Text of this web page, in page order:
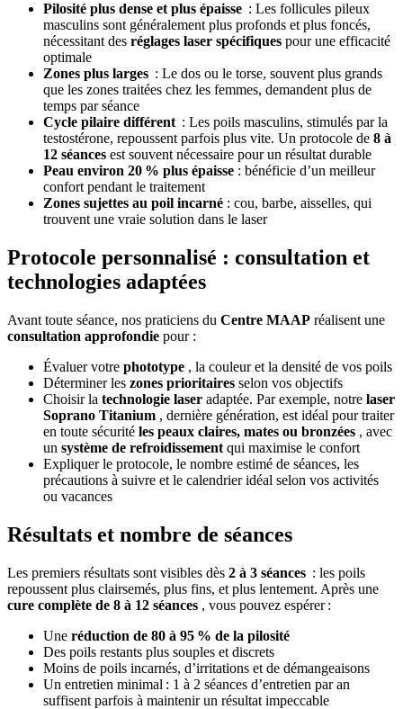
Pilosité plus dense et plus épaisse : Les follicules pileux
masculins sont généralement plus profonds et plus foncés,
nécessitant des réglages laser spécifiques pour une efficacité
optimale
Zones plus larges : Le dos ou le torse, souvent plus grands
que les zones traitées chez les femmes, demandent plus de
temps par séance
Cycle pilaire différent : Les poils masculins, stimulés par la
testostérone, repoussent parfois plus vite. Un protocole de 8 à
12 séances est souvent nécessaire pour un résultat durable
Peau environ 20 % plus épaisse : bénéficie d’un meilleur
confort pendant le traitement
Zones sujettes au poil incarné : cou, barbe, aisselles, qui
trouvent une vraie solution dans le laser
Protocole personnalisé : consultation et
technologies adaptées
Avant toute séance, nos praticiens du Centre MAAP réalisent une
consultation approfondie pour :
Évaluer votre phototype , la couleur et la densité de vos poils
Déterminer les zones prioritaires selon vos objectifs
Choisir la technologie laser adaptée. Par exemple, notre laser
Soprano Titanium , dernière génération, est idéal pour traiter
en toute sécurité les peaux claires, mates ou bronzées , avec
un système de refroidissement qui maximise le confort
Expliquer le protocole, le nombre estimé de séances, les
précautions à suivre et le calendrier idéal selon vos activités
ou vacances
Résultats et nombre de séances
Les premiers résultats sont visibles dès 2 à 3 séances : les poils
repoussent plus clairsemés, plus fins, et plus lentement. Après une
cure complète de 8 à 12 séances , vous pouvez espérer :
Une réduction de 80 à 95 % de la pilosité
Des poils restants plus souples et discrets
Moins de poils incarnés, d’irritations et de démangeaisons
Un entretien minimal : 1 à 2 séances d’entretien par an
suffisent parfois à maintenir un résultat impeccable